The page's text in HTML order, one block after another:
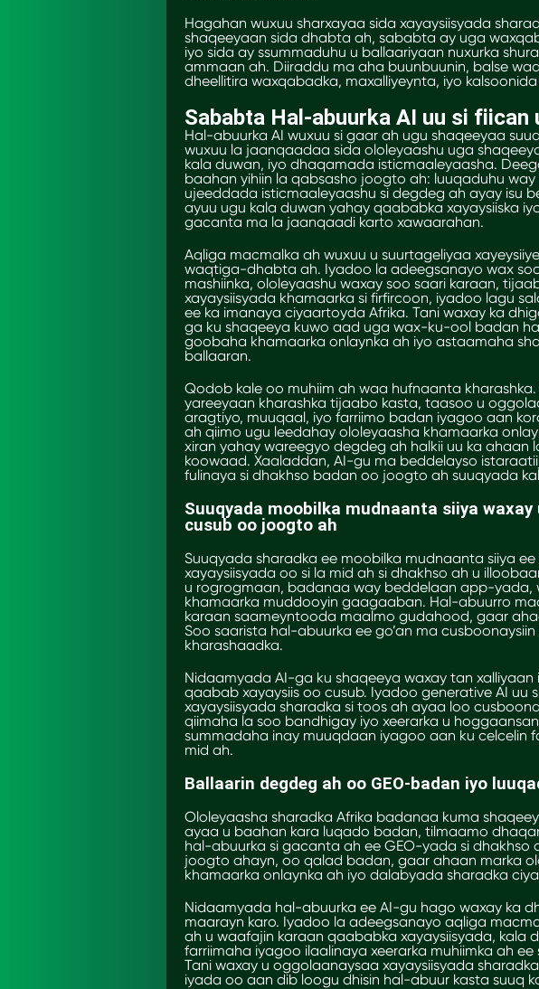
Hagahan wuxuu sharxayaa sida xayaysiisyada
shaqeeyaan sida dhabta ah, sababta ay uga
iyo sida ay ssummaduhu u ballaariyaan nuxurka
ammaan ah. Diiraddu ma aha buunbuunin, balse
dheellitira waxqabadka, maxalliyeynta, iyo
Sababta Hal-abuurka AI uu si
Hal-abuurka AI wuxuu si gaar ah ugu shaqeeyaa
wuxuu la jaanqaadaa sida ololeyaashu uga
kala duwan, iyo dhaqamada isticmaaleyaasha.
baahan yihiin la qabsasho joogto ah: luuqaduhu
ujeeddada isticmaaleyaashu si degdeg ah ayay isu
ayuu ugu kala duwan yahay qaababka xayaysiiska
gacanta ma la jaanqaadi karto xawaarahan.
Aqliga macmalka ah wuxuu u suurtageliyaa
waqtiga-dhabta ah. Iyadoo la adeegsanayo wax
mashiinka, ololeyaashu waxay soo saari karaan,
xayaysiisyada khamaarka si firfircoon, iyadoo lagu
ee ka imanaya ciyaartoyda Afrika. Tani waxay ka
ga ku shaqeeya kuwo aad uga wax-ku-ool badan
goobaha khamaarka onlaynka ah iyo astaamaha
ballaaran.
Qodob kale oo muhiim ah waa hufnaanta
yareeyaan kharashka tijaabo kasta, taasoo u
aragtiyo, muuqaal, iyo farriimo badan iyagoo aan
ah qiimo ugu leedahay ololeyaasha khamaarka
xiran yahay wareegyo degdeg ah halkii uu ka
koowaad. Xaaladdan, AI-gu ma beddelayso
fulinaya si dhakhso badan oo joogto ah suuqyada
Suuqyada moobilka mudnaanta siiya
cusub oo joogto ah
Suuqyada sharadka ee moobilka mudnaanta siiya
xayaysiisyada oo si la mid ah si dhakhso ah u
u rogrogmaan, badanaa way beddelaan app-yada,
khamaarka muddooyin gaagaaban. Hal-abuurro
karaan saameyntooda maalmo gudahood, gaar
Soo saarista hal-abuurka ee go’an ma
kharashaadka.
Nidaamyada AI-ga ku shaqeeya waxay tan
qaabab xayaysiis oo cusub. Iyadoo generative AI
xayaysiisyada sharadka si toos ah ayaa loo
qiimaha la soo bandhigay iyo xeerarka u
summadaha inay muuqdaan iyagoo aan ku celcelin
mid ah.
Ballaarin degdeg ah oo GEO-badan iyo
Ololeyaasha sharadka Afrika badanaa kuma
ayaa u baahan kara luqado badan, tilmaamo
hal-abuurka si gacanta ah ee GEO-yada si
joogto ahayn, oo qalad badan, gaar ahaan marka
khamaarka onlaynka ah iyo dalabyada sharadka
Nidaamyada hal-abuurka ee AI-gu hago waxay ka
maarayn karo. Iyadoo la adeegsanayo aqliga
ah u waafajin karaan qaababka xayaysiisyada, kala
farriimaha iyagoo ilaalinaya xeerarka muhiimka ah
Tani waxay u oggolaanaysaa xayaysiisyada
iyada oo aan dib loogu dhisin hal-abuur kasta suuq